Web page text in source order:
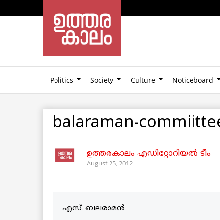
Politics Society Culture Noticeboard
balaraman-
ഉത്തരകാലം എഡിറ്റോറിയല്‍ ടീം
August 25, 2012
എസ്. ബലരാമന്‍